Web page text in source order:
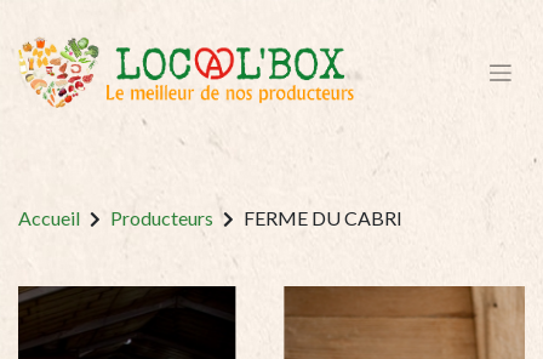
Accueil Producteurs FERME DU CABRI